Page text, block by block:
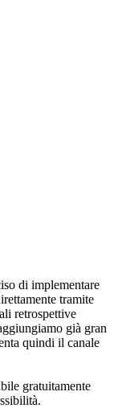
di implementare
tramite
retrospettive
già gran
quindi il canale
gratuitamente